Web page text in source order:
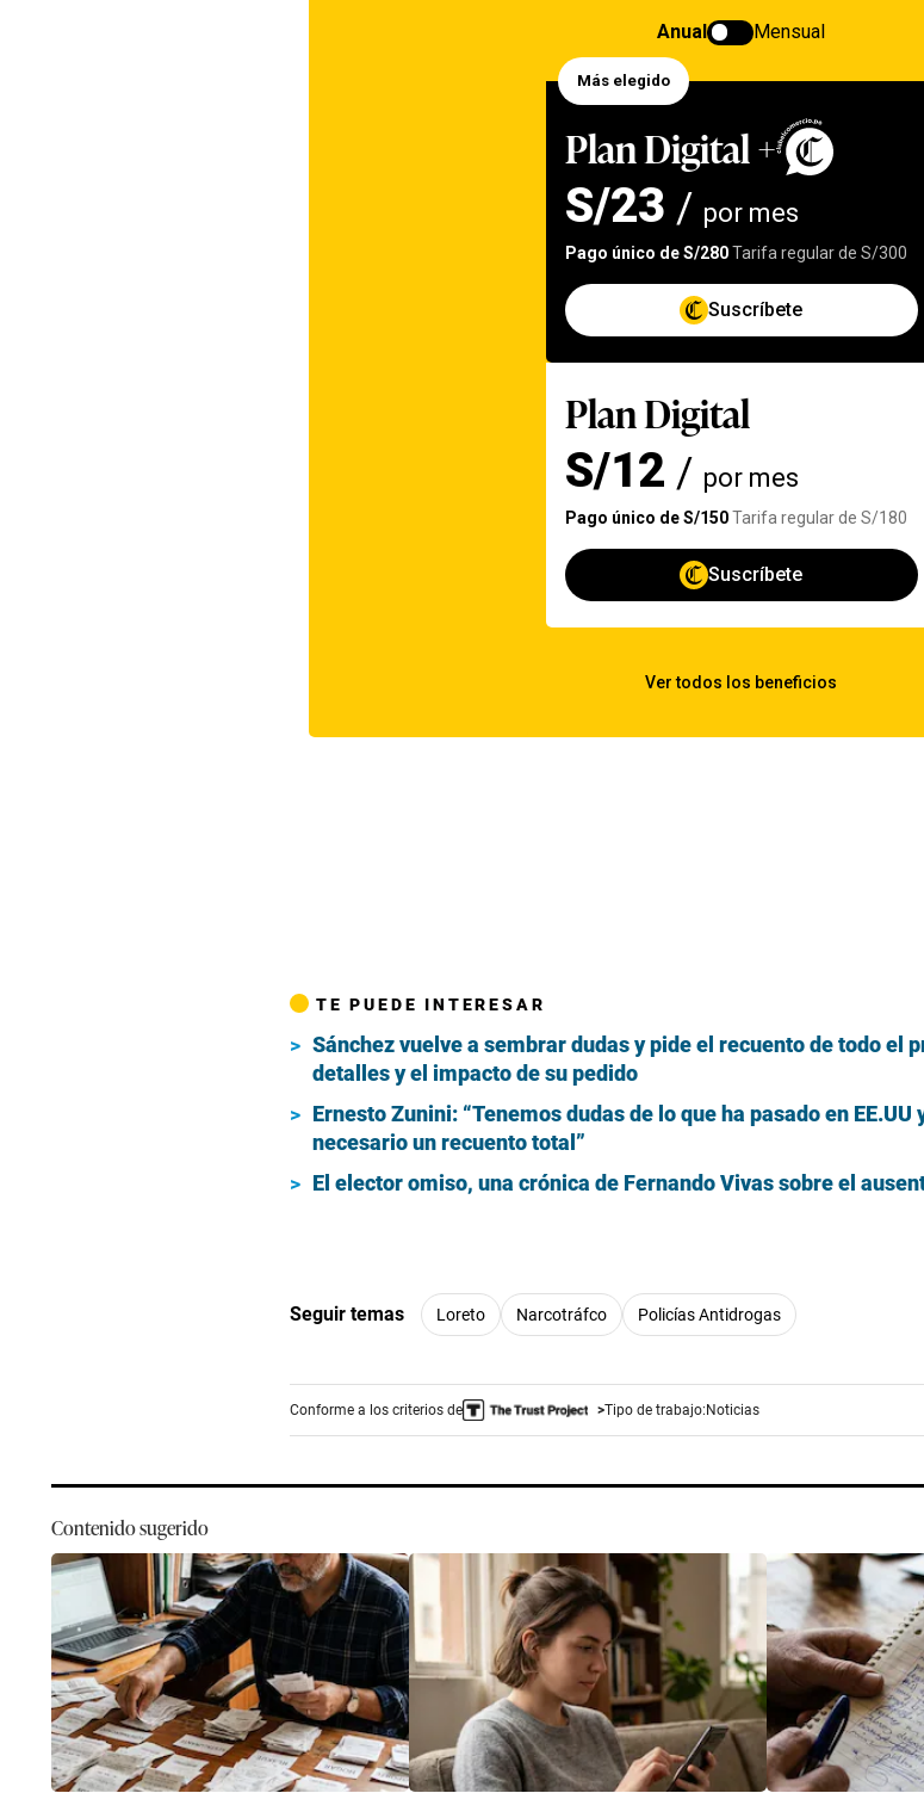
TE PUEDE INTERESAR
Sánchez vuelve a sembrar dudas y pide el recuento de todo el
detalles y el impacto de su pedido
Ernesto Zunini: “Tenemos dudas de lo que ha pasado en EE.UU
necesario un recuento total”
El elector omiso, una crónica de Fernando Vivas sobre el
Seguir temas Loreto Narcotráfco Policías Antidrogas
Conforme a los criterios de Tipo de trabajo:Noticias
Contenido sugerido